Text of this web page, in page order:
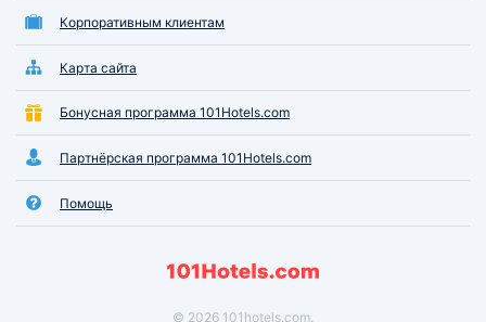
Корпоративным клиентам
Карта сайта
Бонусная программа 101Hotels.com
Партнёрская программа 101Hotels.com
Помощь
© 2026 101hotels.com.